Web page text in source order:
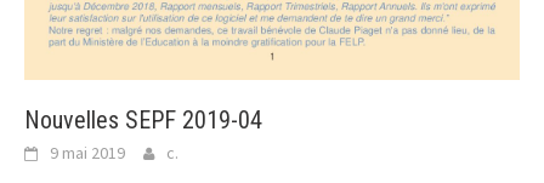
Nouvelles SEPF 2019-04
9 mai 2019 c.